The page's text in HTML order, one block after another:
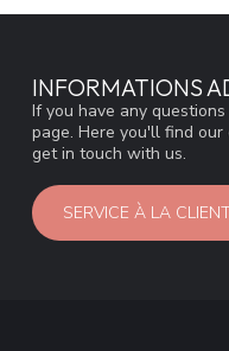
INFORMATIONS
If you have any
page. Here you'll find
get in touch with us.
SERVICE À LA